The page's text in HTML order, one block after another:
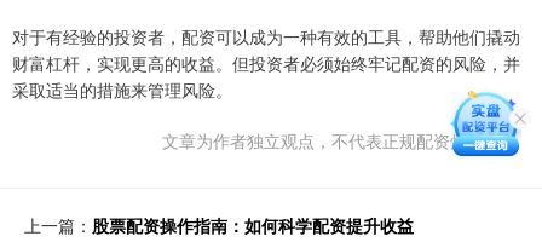
对于有经验的投资者，配资可以成为一种有效的工具，帮助他们撬动
财富杠杆，实现更高的收益。但投资者必须始终牢记配资的风险，并
采取适当的措施来管理风险。
文章为作者独立观点，不代表正规配资炒股观点
上一篇： 股票配资操作指南：如何科学配资提升收益